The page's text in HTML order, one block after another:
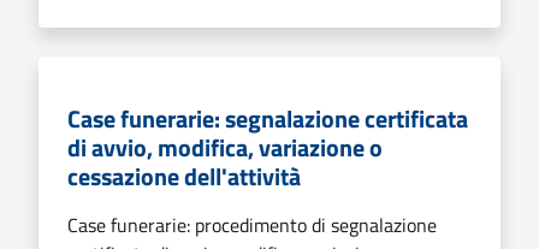
Case funerarie: segnalazione certificata
di avvio, modifica, variazione o
cessazione dell'attività
Case funerarie: procedimento di segnalazione